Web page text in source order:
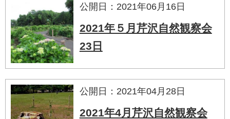
公開日：2021年06月16日
2021年５月芹沢自然観察会
23日
公開日：2021年04月28日
2021年4月芹沢自然観察会